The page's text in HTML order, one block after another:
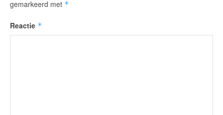
gemarkeerd met *
Reactie *